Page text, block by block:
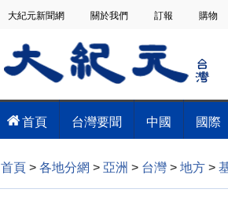
大紀元新聞網 關於我們 訂報 購物
首頁 台灣要聞 中國 國際
首頁> 各地分網 > 亞洲 > 台灣> 地方>